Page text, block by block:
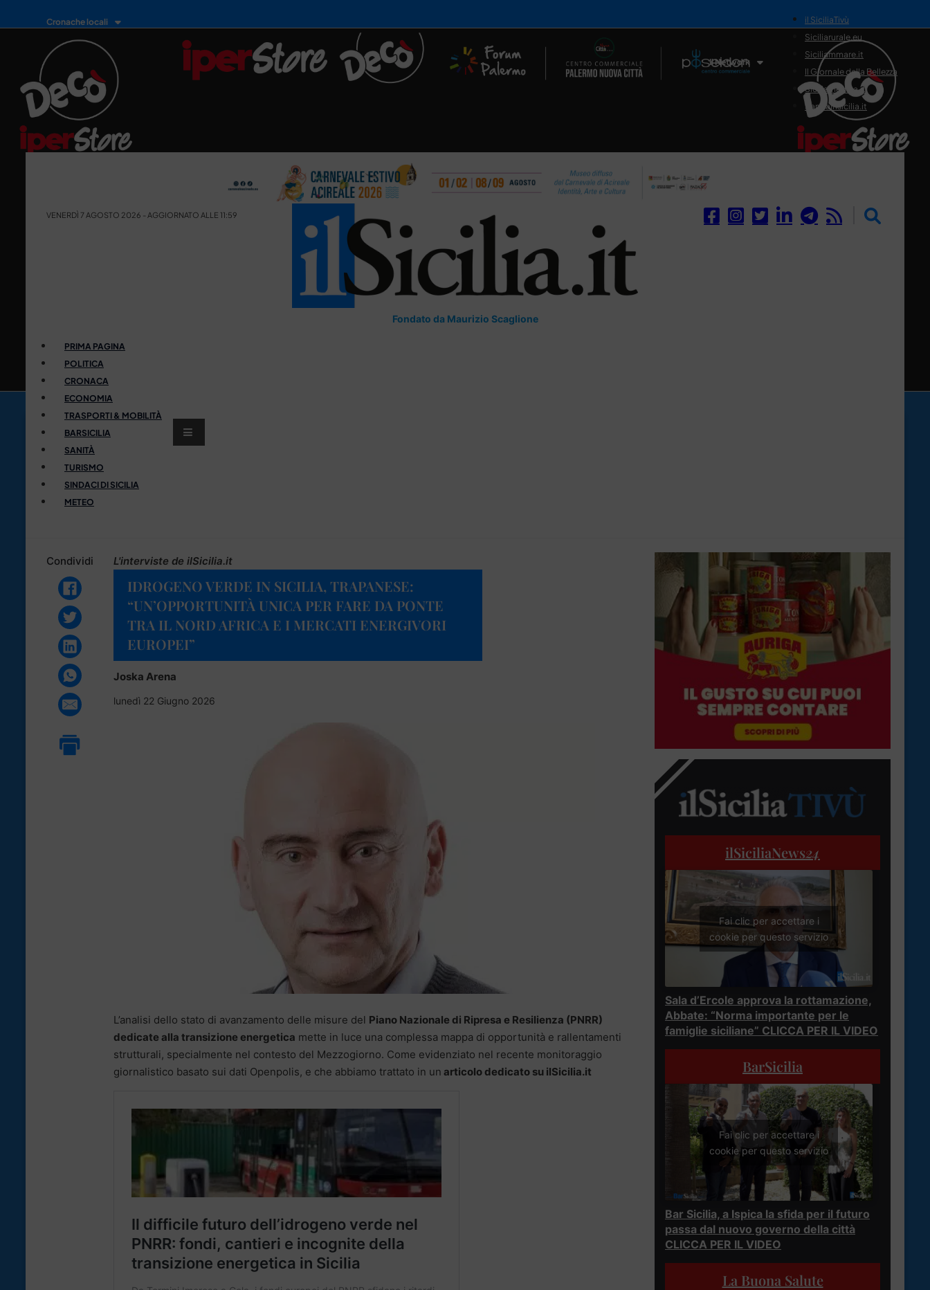
Cronache locali
Il Network
il SiciliaTivù
Siciliarurale.eu
Siciliammare.it
Il Giornale della Bellezza
Siciliamedica.it
Sanitainsicilia.it
VENERDÌ 7 AGOSTO 2026 - AGGIORNATO ALLE 11:59
Fondato da Maurizio Scaglione
PRIMA PAGINA
POLITICA
CRONACA
ECONOMIA
TRASPORTI & MOBILITÀ
BARSICILIA
SANITÀ
TURISMO
SINDACI DI SICILIA
METEO
Condividi L'interviste de ilSicilia.it
IDROGENO VERDE IN SICILIA, TRAPANESE:
“UN’OPPORTUNITÀ UNICA PER FARE DA PONTE
TRA IL NORD AFRICA E I MERCATI ENERGIVORI
EUROPEI”
Joska Arena
lunedì 22 Giugno 2026
L’analisi dello stato di avanzamento delle misure del Piano Nazionale di Ripresa e Resilienza (PNRR)
dedicate alla transizione energetica mette in luce una complessa mappa di opportunità e rallentamenti
strutturali, specialmente nel contesto del Mezzogiorno. Come evidenziato nel recente monitoraggio
giornalistico basato sui dati Openpolis, e che abbiamo trattato in un articolo dedicato su ilSicilia.it
ilSiciliaNews24
Fai clic per accettare i
cookie per questo servizio
Sala d’Ercole approva la rottamazione,
Abbate: “Norma importante per le
famiglie siciliane” CLICCA PER IL VIDEO
BarSicilia
Fai clic per accettare i
cookie per questo servizio
Bar Sicilia, a Ispica la sfida per il futuro
passa dal nuovo governo della città
CLICCA PER IL VIDEO
La Buona Salute